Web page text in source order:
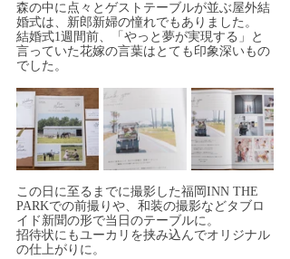
森の中に点々とゲストテーブルが並ぶ屋外結
婚式は、新郎新婦の憧れでもありました。
結婚式1週間前、「やっと夢が実現する」と
言っていた花嫁の言葉はとても印象深いもの
でした。
この日に至るまでに撮影した福岡INN THE
PARKでの前撮りや、和装の撮影などタブロ
イド新聞の形で当日のテーブルに。
招待状にもユーカリを挟み込んでオリジナル
の仕上がりに。